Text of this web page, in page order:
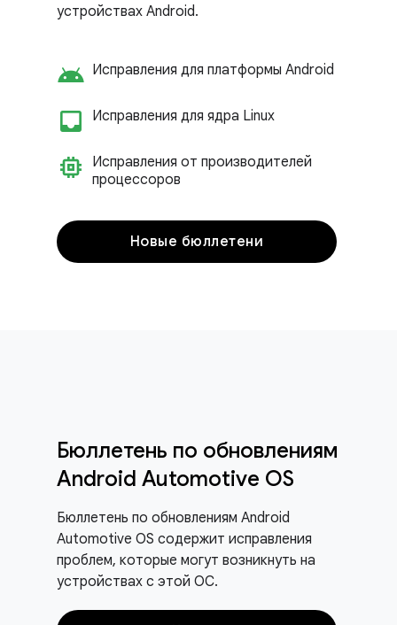
устройствах Android.
android Исправления для платформы Android
inbox_customize
Исправления для ядра Linux
memory
Исправления от производителей
процессоров
Новые бюллетени
Бюллетень по обновлениям
Android Automotive OS
Бюллетень по обновлениям Android
Automotive OS содержит исправления
проблем, которые могут возникнуть на
устройствах с этой ОС.